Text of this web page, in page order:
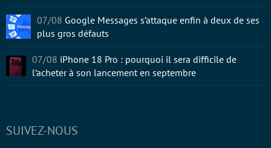
SUIVEZ-NOUS
07/08 Google Messages s’attaque enfin à deux de ses
plus gros défauts
07/08 iPhone 18 Pro : pourquoi il sera difficile de
l’acheter à son lancement en septembre